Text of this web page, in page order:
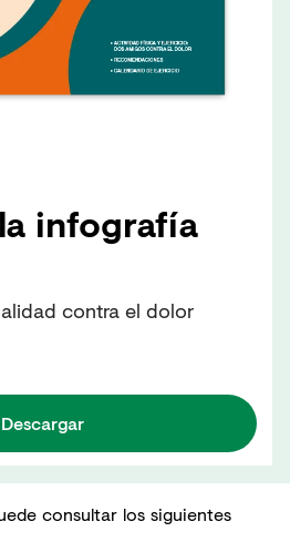
infografía
contra el dolor
Descargar
consultar los siguientes